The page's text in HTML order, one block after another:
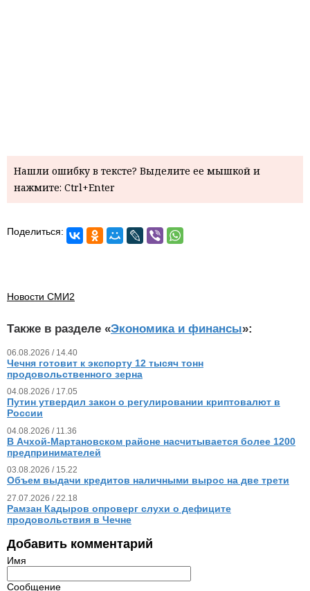
Нашли ошибку в тексте? Выделите ее мышкой и
нажмите: Ctrl+Enter
Поделиться:
Новости СМИ2
Также в разделе «Экономика и финансы»:
06.08.2026 / 14.40
Чечня готовит к экспорту 12 тысяч тонн
продовольственного зерна
04.08.2026 / 17.05
Путин утвердил закон о регулировании криптовалют в
России
04.08.2026 / 11.36
В Ачхой-Мартановском районе насчитывается более 1200
предпринимателей
03.08.2026 / 15.22
Объем выдачи кредитов наличными вырос на две трети
27.07.2026 / 22.18
Рамзан Кадыров опроверг слухи о дефиците
продовольствия в Чечне
Добавить комментарий
Имя
Сообщение